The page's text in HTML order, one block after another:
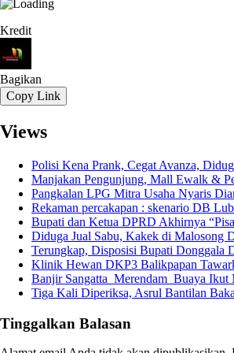
Kredit
Bagikan
Copy Link
Views
Polisi Kena Prank, Cegat Avanza,
Manjakan Pengunjung, Mall Ewalk &
Pangkalan LPG Mitra Usaha Nyaris
Rekaman percakapan : skenario DB
Bupati dan Ketua DPRD Akhirnya
Diduga Jual Sabu, Kakek di Malosong
Terungkap, Disposisi Bupati Donggala
Klinik Hewan DKP3 Balikpapan
Banjir Sangatta Merendam Buaya Ikut
Tiga Kali Diperiksa, Asrul Bantilan
Tinggalkan Balasan